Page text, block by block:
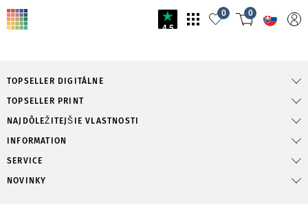
4.5
0 0
TOPSELLER DIGITÁLNE
TOPSELLER PRINT
NAJDÔLEŽITEJŠIE VLASTNOSTI
INFORMATION
SERVICE
NOVINKY